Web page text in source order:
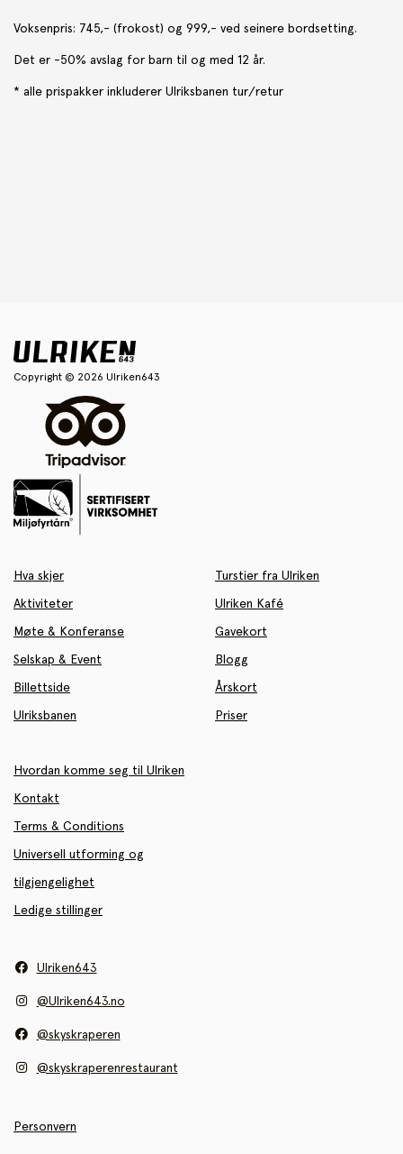
Voksenpris: 745,- (frokost) og 999,- ved seinere bordsetting.
Det er -50% avslag for barn til og med 12 år.
* alle prispakker inkluderer Ulriksbanen tur/retur
Copyright © 2026 Ulriken643
Hva skjer
Aktiviteter
Møte & Konferanse
Selskap & Event
Billettside
Ulriksbanen
Turstier fra Ulriken
Ulriken Kafé
Gavekort
Blogg
Årskort
Priser
Hvordan komme seg til Ulriken
Kontakt
Terms & Conditions
Universell utforming og
tilgjengelighet
Ledige stillinger
Ulriken643
@Ulriken643.no
@skyskraperen
@skyskraperenrestaurant
Personvern